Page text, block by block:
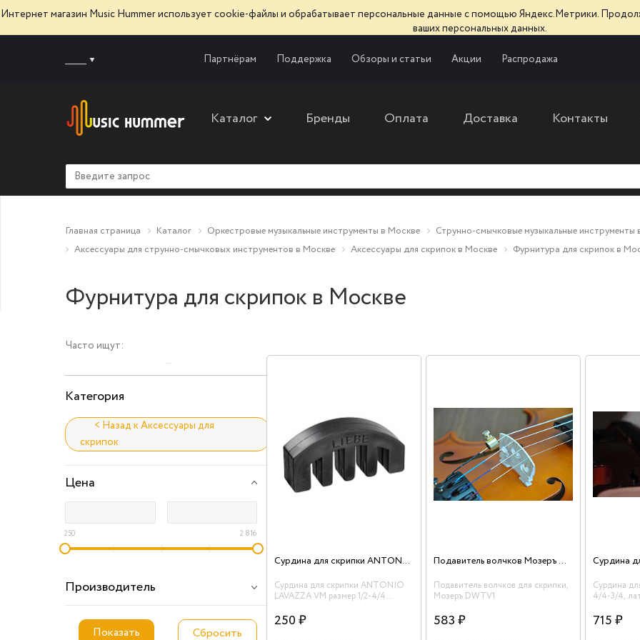
Интернет магазин Music Hummer использует сооkie-файлы и обрабатывает персональные данные с помощью Яндекс.Метрики.
ваших персональных данных.
Партнёрам Поддержка Обзоры и статьи Акции Распродажа
Каталог Бренды Оплата Доставка Контакты
Главная страница Каталог Оркестровые музыкальные инструменты в Москве
Струнно-смычковые музыкальные инструменты
Аксессуары для струнно-смычковых инструментов в Москве
Аксессуары для скрипок в Москве Фурнитура для скрипок в
Фурнитура для скрипок в Москве
Часто ищут:
Категория
< Назад к Аксессуары для
скрипок
Цена
250 2 816
Производитель
Сурдина для скрипки ANTONIO LAVAZZA VM размер 1/2-4/4
Сурдина для скрипки ANTONIO
LAVAZZA VM размер 1/2-4/4
250 ₽
Подавитель волчков Мозеръ DWTV1
Подавитель волчков для скрипки,
Мозеръ DWTV1
583 ₽
Сурдина
4/4-3/4,
715 ₽